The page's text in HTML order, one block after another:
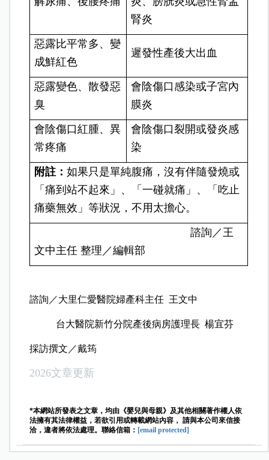
腎炎
惡露比平常多、變
成鮮紅色
遲發性產後大出血
惡露變色、散發惡
臭
會陰傷口感染或子宮內
膜炎
會陰傷口紅腫、異
常疼痛
會陰傷口 裂開或發炎感
染
附註：如果只是單純腹痛，沒有伴隨發燒或
「痛到站不起來」、「一碰就痛」、「吃止
痛藥無效」等狀況，不用太擔心。
諮詢／王
文中主任 整理／編輯部
諮詢／大里仁愛醫院婦產科主任 王文中
台大醫院新竹分院產後病房護理長 楊宜芬
採訪撰文／戴筠
2026文章更新
*本網站所發表之文章，均由《嬰兒與母親》及其他相關著作權人依
法擁有其法律權益，若欲引用或轉載網站內容， 請與本公司來信接
洽，違者將依法處理。聯絡信箱： [email protected]